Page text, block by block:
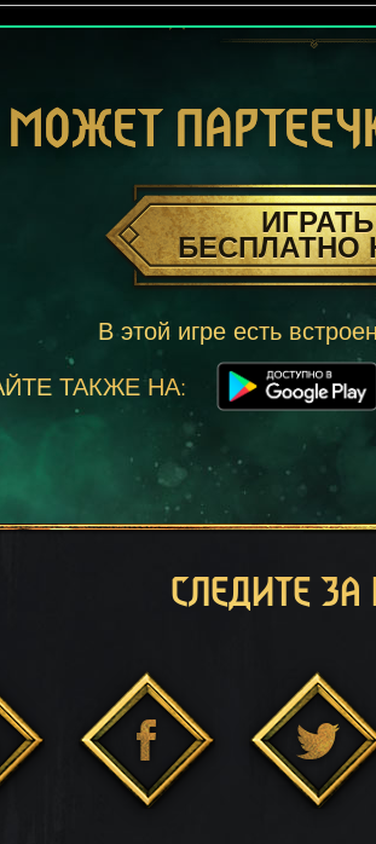
МОЖЕТ
ИГРАТЬ
БЕСПЛАТНО
В этой игре есть
ТАКЖЕ НА:
СЛЕДИТЕ ЗА